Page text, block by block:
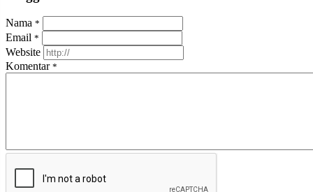
Nama *
Email *
Website
Komentar *